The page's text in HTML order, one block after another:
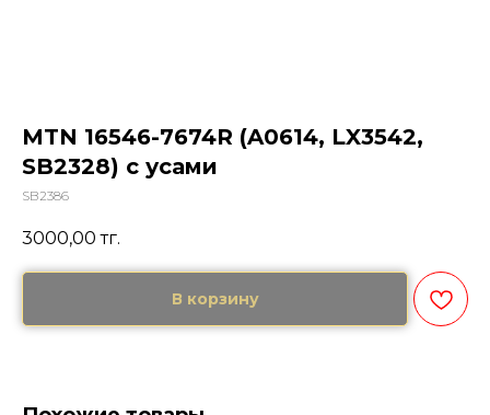
MTN 16546-7674R (A0614, LX3542,
SB2328) с усами
SB2386
3000,00 тг.
В корзину